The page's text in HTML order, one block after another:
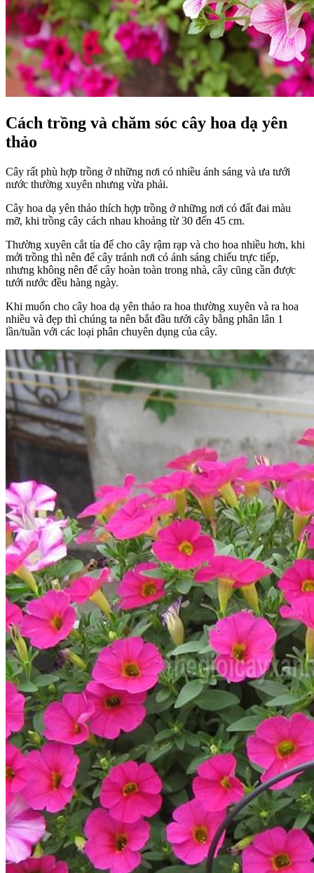
Cách trồng và chăm sóc cây hoa dạ yên
thảo
Cây rất phù hợp trồng ở những nơi có nhiều ánh sáng và ưa tưới
nước thường xuyên nhưng vừa phải.
Cây hoa dạ yên thảo thích hợp trồng ở những nơi có đất đai màu
mỡ, khi trồng cây cách nhau khoảng từ 30 đến 45 cm.
Thường xuyên cắt tỉa để cho cây rậm rạp và cho hoa nhiều hơn, khi
mới trồng thì nên để cây tránh nơi có ánh sáng chiếu trực tiếp,
nhưng không nên để cây hoàn toàn trong nhà, cây cũng cần được
tưới nước đều hàng ngày.
Khi muốn cho cây hoa dạ yên thảo ra hoa thường xuyên và ra hoa
nhiều và đẹp thì chúng ta nên bắt đầu tưới cây bằng phân lân 1
lần/tuần với các loại phân chuyên dụng của cây.